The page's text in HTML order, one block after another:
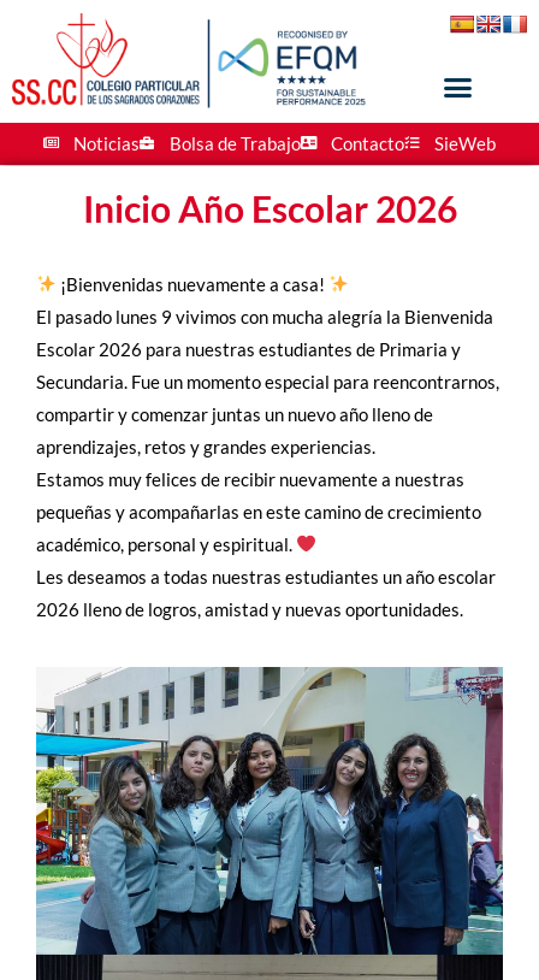
Noticias Bolsa de Trabajo Contacto SieWeb
Inicio Año Escolar 2026
¡Bienvenidas nuevamente a casa!
El pasado lunes 9 vivimos con mucha alegría la Bienvenida
Escolar 2026 para nuestras estudiantes de Primaria y
Secundaria. Fue un momento especial para reencontrarnos,
compartir y comenzar juntas un nuevo año lleno de
aprendizajes, retos y grandes experiencias.
Estamos muy felices de recibir nuevamente a nuestras
pequeñas y acompañarlas en este camino de crecimiento
académico, personal y espiritual.
Les deseamos a todas nuestras estudiantes un año escolar
2026 lleno de logros, amistad y nuevas oportunidades.